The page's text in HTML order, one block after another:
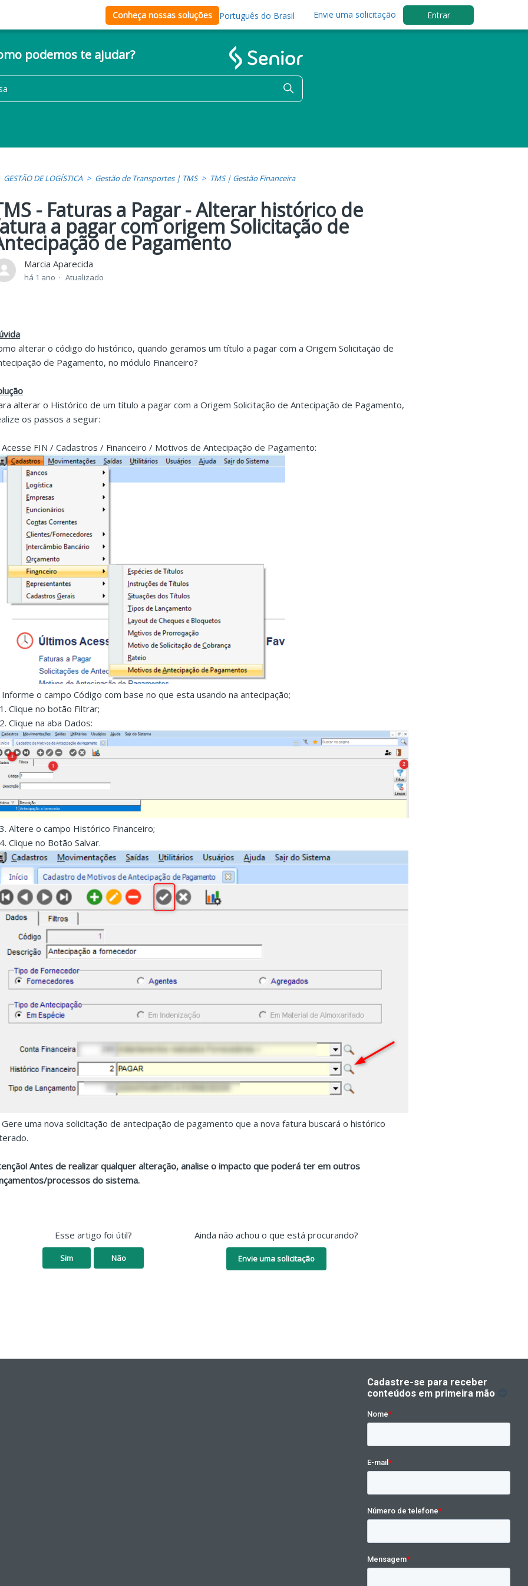
Conheça nossas soluções Português do Brasil Envie uma solicitação Entrar
podemos te ajudar?
GESTÃO DE LOGÍSTICA Gestão de Transportes | TMS TMS | Gestão Financeira
- Faturas a Pagar - Alterar histórico de
a pagar com origem Solicitação de
de Pagamento
Marcia Aparecida
há 1 ano Atualizado
alterar o código do histórico, quando geramos um título a pagar com a Origem Solicitação de
de Pagamento, no módulo Financeiro?
alterar o Histórico de um título a pagar com a Origem Solicitação de Antecipação de Pagamento,
os passos a seguir:
Acesse FIN / Cadastros / Financeiro / Motivos de Antecipação de Pagamento:
Informe o campo Código com base no que esta usando na antecipação;
Clique no botão Filtrar;
Clique na aba Dados:
Altere o campo Histórico Financeiro;
Clique no Botão Salvar.
Gere uma nova solicitação de antecipação de pagamento que a nova fatura buscará o histórico
Antes de realizar qualquer alteração, analise o impacto que poderá ter em outros
processos do sistema.
Esse artigo foi útil?
Sim Não
Ainda não achou o que está procurando?
Envie uma solicitação